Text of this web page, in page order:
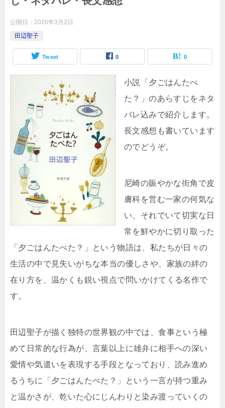
公開日： 2026年3月2日
田辺聖子
Tweet 0 0
小説「夕ごはんたべ
た？」のあらすじをネタ
バレ込みで紹介します。
長文感想も書いています
のでどうぞ。
尼崎の賑やかな街角で皮
膚科を営む一家の何気な
い、それでいて切実な日
常を鮮やかに切り取った
「夕ごはんたべた？」という物語は、私たちが日々の
生活の中で見失いがちな本当の優しさや、家族の絆の
在り方を、温かくも鋭い視点で問いかけてくる名作で
す。
田辺聖子が描く独特の世界観の中では、食事という極
めて日常的な行為が、言葉以上に雄弁に相手への深い
愛情や気遣いを表現する手段となっており、読み進め
るうちに「夕ごはんたべた？」という一言が持つ重み
と温かさが、乾いた心にじんわりと染み渡っていくの